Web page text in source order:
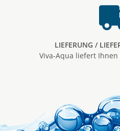
LIEFERUNG /
Viva-Aqua liefert